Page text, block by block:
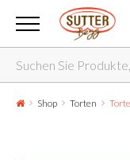
Shop Torten